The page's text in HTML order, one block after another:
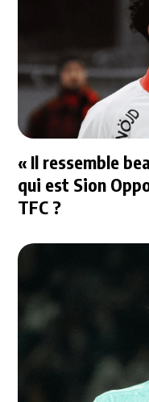
« Il ressemble
qui est Sion
TFC ?